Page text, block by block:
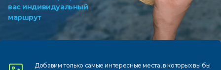
вас индивидуальный
маршрут
Добавим только самыеинтересные места, в которыхвы бы